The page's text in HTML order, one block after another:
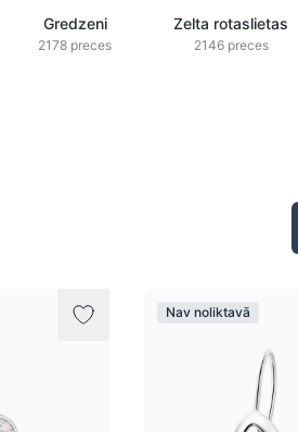
Gredzeni
2178 preces
Zelta rotaslietas
2146 preces
Nav noliktavā